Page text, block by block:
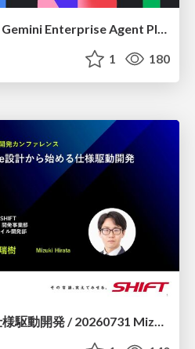
AI ネイティブな組織に Gemini Enterprise Agent Platform がなぜ必要なのか
1 180